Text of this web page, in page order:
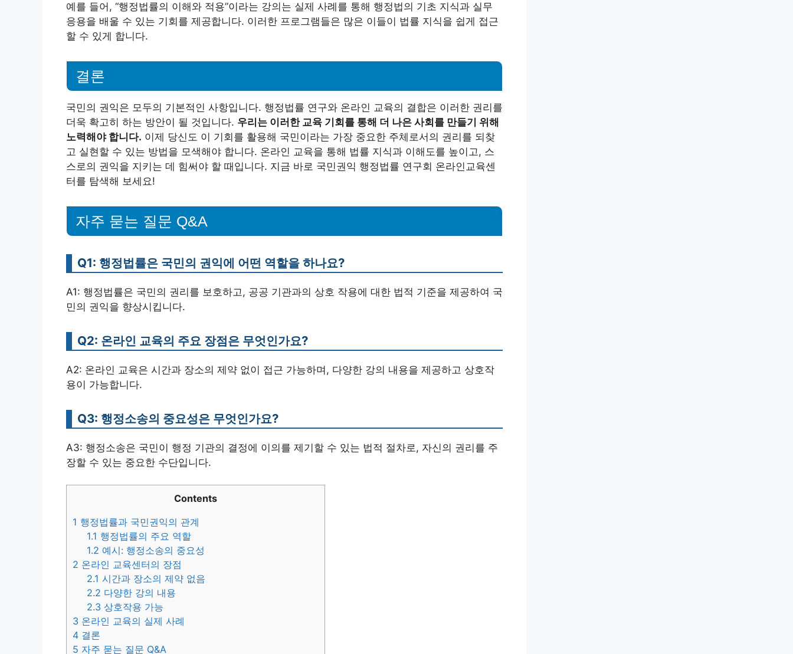
예를 들어, “행정법률의 이해와 적용”이라는 강의는 실제 사례를 통해 행정법의 기초 지식과 실무
응용을 배울 수 있는 기회를 제공합니다. 이러한 프로그램들은 많은 이들이 법률 지식을 쉽게 접근
할 수 있게 합니다.
결론
국민의 권익은 모두의 기본적인 사항입니다. 행정법률 연구와 온라인 교육의 결합은 이러한 권리를
더욱 확고히 하는 방안이 될 것입니다. 우리는 이러한 교육 기회를 통해 더 나은 사회를 만들기 위해
노력해야 합니다. 이제 당신도 이 기회를 활용해 국민이라는 가장 중요한 주체로서의 권리를 되찾
고 실현할 수 있는 방법을 모색해야 합니다. 온라인 교육을 통해 법률 지식과 이해도를 높이고, 스
스로의 권익을 지키는 데 힘써야 할 때입니다. 지금 바로 국민권익 행정법률 연구회 온라인교육센
터를 탐색해 보세요!
자주 묻는 질문 Q&A
Q1: 행정법률은 국민의 권익에 어떤 역할을 하나요?
A1: 행정법률은 국민의 권리를 보호하고, 공공 기관과의 상호 작용에 대한 법적 기준을 제공하여 국
민의 권익을 향상시킵니다.
Q2: 온라인 교육의 주요 장점은 무엇인가요?
A2: 온라인 교육은 시간과 장소의 제약 없이 접근 가능하며, 다양한 강의 내용을 제공하고 상호작
용이 가능합니다.
Q3: 행정소송의 중요성은 무엇인가요?
A3: 행정소송은 국민이 행정 기관의 결정에 이의를 제기할 수 있는 법적 절차로, 자신의 권리를 주
장할 수 있는 중요한 수단입니다.
Contents
1 행정법률과 국민권익의 관계
1.1 행정법률의 주요 역할
1.2 예시: 행정소송의 중요성
2 온라인 교육센터의 장점
2.1 시간과 장소의 제약 없음
2.2 다양한 강의 내용
2.3 상호작용 가능
3 온라인 교육의 실제 사례
4 결론
5 자주 묻는 질문 Q&A